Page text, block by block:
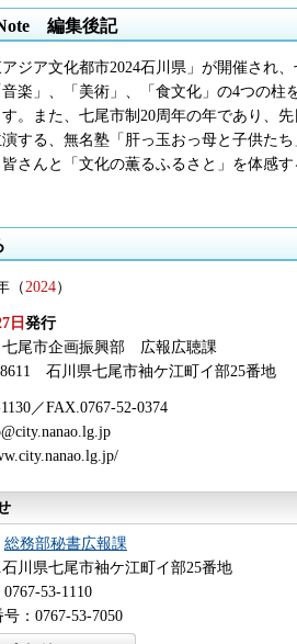
ote 編集後記
ジア文化都市2024石川県」が開催され
楽」、「美術」、「食文化」の4つの
。また、七尾市制20周年の年であり、
する、無名塾「肝っ玉おっ母と子供た
さんと「文化の薫るふるさと」を体感
（ 2024）
日 発行
七尾市企画振興部 広報広聴課
石 川県七尾市袖ケ江町イ部25番地
／FAX.0767-52-0374
総務部秘書広報課
石川県七尾市袖ケ江町イ部25番地
53-1110
：0767-53-7050